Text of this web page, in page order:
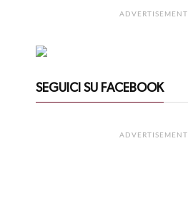
ADVERTISEMENT
SEGUICI SU FACEBOOK
ADVERTISEMENT